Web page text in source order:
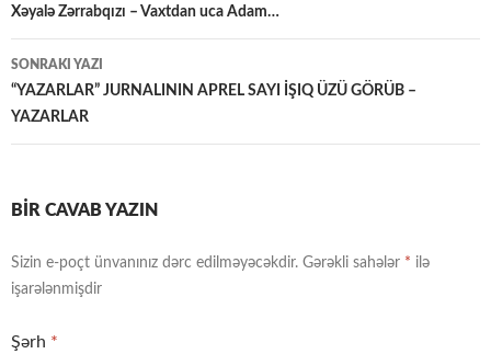
üzrə
naviqasiya
Xəyalə Zərrabqızı – Vaxtdan uca Adam…
SONRAKI YAZI
“YAZARLAR” JURNALININ APREL SAYI İŞIQ ÜZÜ GÖRÜB –
YAZARLAR
BIR CAVAB YAZIN
Sizin e-poçt ünvanınız dərc edilməyəcəkdir. Gərəkli sahələr * ilə
işarələnmişdir
Şərh *